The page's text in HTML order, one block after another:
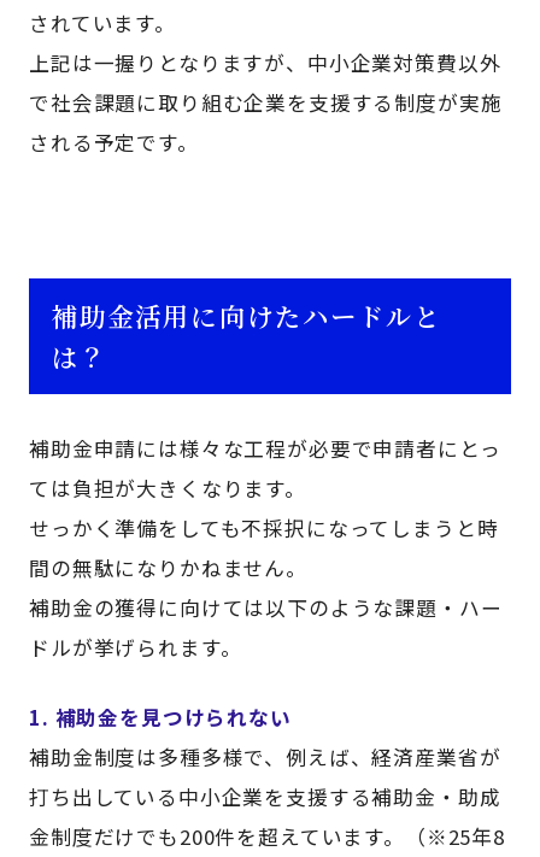
されています。
上記は一握りとなりますが、中小企業対策費以外
で社会課題に取り組む企業を支援する制度が実施
される予定です。
補助金活用に向けたハードルと
は？
補助金申請には様々な工程が必要で申請者にとっ
ては負担が大きくなります。
せっかく準備をしても不採択になってしまうと時
間の無駄になりかねません。
補助金の獲得に向けては以下のような課題・ハー
ドルが挙げられます。
1. 補助金を見つけられない
補助金制度は多種多様で、例えば、経済産業省が
打ち出している中小企業を支援する補助金・助成
金制度だけでも200件を超えています。（※25年8